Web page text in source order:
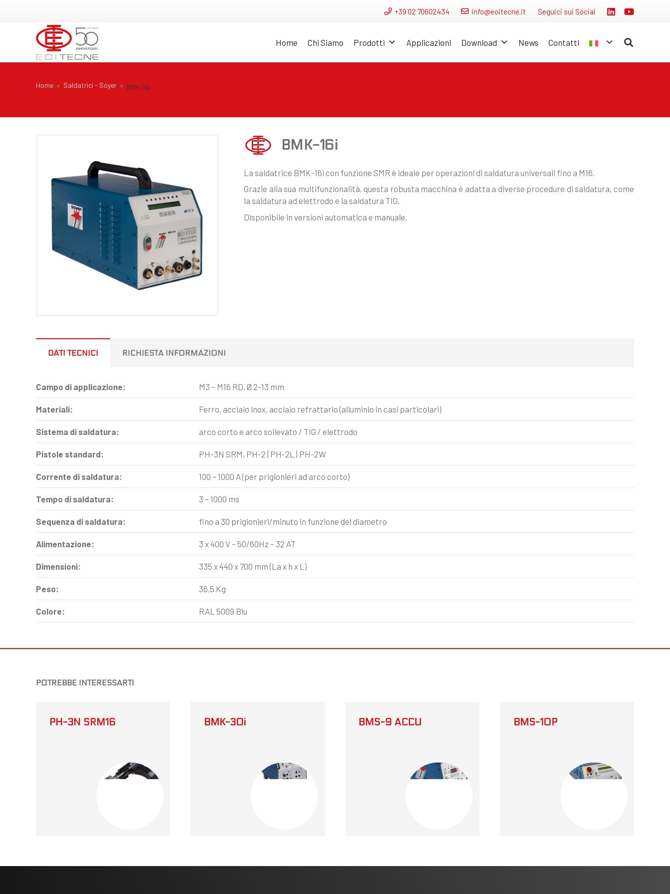
+39 02 70602434 info@eoitecne.it Seguici sui Social
Home Chi Siamo Prodotti Applicazioni Download News Contatti
Home » Saldatrici - Soyer » BMK-16i
BMK-16i
La saldatrice BMK-16i con funzione SMR è ideale per operazioni di saldatura universali fino a M16.
Grazie alla sua multifunzionalità, questa robusta macchina è adatta a diverse procedure di saldatura, come
la saldatura ad elettrodo e la saldatura TIG.
Disponibile in versioni automatica e manuale.
DATI TECNICI RICHIESTA INFORMAZIONI
Campo di applicazione: M3 – M16 RD, Ø 2-13 mm
Materiali: Ferro, acciaio inox, acciaio refrattario (alluminio in casi particolari)
Sistema di saldatura: arco corto e arco sollevato / TIG / elettrodo
Pistole standard: PH-3N SRM, PH-2 | PH-2L | PH-2W
Corrente di saldatura: 100 – 1000 A (per prigionieri ad arco corto)
Tempo di saldatura: 3 – 1000 ms
Sequenza di saldatura: fino a 30 prigionieri/minuto in funzione del diametro
Alimentazione: 3 x 400 V – 50/60Hz – 32 AT
Dimensioni: 335 x 440 x 700 mm (La x h x L)
Peso: 36,5 Kg
Colore: RAL 5009 Blu
POTREBBE INTERESSARTI
PH-3N SRM16 BMK-30i BMS-9 ACCU BMS-10P